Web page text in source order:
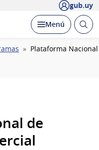
gub.uy
Desplegar
Menú Abrir
Plataforma
de